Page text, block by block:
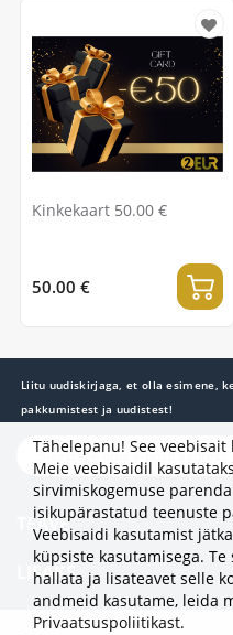
Kinkekaart 50.00 €
50.00 €
Liitu uudiskirjaga, et olla esimene,
pakkumistest ja uudistest!
TEAVE
LISAKS
KATEGOORIAD
Tähelepanu! See
Meie veebisaidil
sirvimiskogemuse
isikupärastatud teenuste
Veebisaidi kasutamist
küpsiste kasutamisega.
hallata ja lisateavet selle
andmeid kasutame, leida
Privaatsuspoliitikast.